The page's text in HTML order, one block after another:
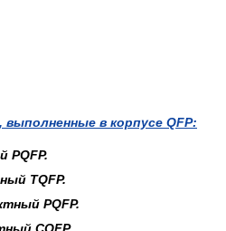
в корпусе QFP:
PQFP.
TQFP.
PQFP.